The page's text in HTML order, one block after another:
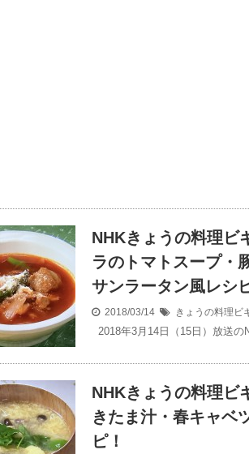
NHKきょうの料理ビ
ラのトマトスープ・
サンラータン風レシ
2018/03/14 きょうの料理ビ
2018年3月14日（15日）放送
NHKきょうの料理ビ
きたま汁・春キャベ
ピ！